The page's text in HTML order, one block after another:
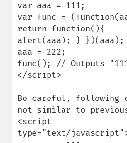
var aaa = 111;
var func =
return function(){
alert(aaa); } })(aaa);
aaa = 222;
func(); // Outputs
</script>
Be careful, following
not similar to
<script
type="text/